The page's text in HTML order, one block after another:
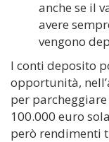
anche se il
avere
vengono
I conti deposito
opportunità,
per
100.000 euro
però rendimenti